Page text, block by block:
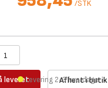
/STK
leveret Afhent i butik
Levering 2-3 hverdage